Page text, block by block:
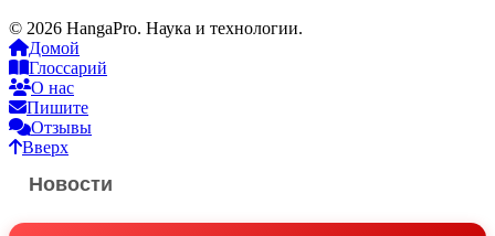
© 2026 HangaPro. Наука и технологии.
Домой
Глоссарий
О нас
Пишите
Отзывы
Вверх
Новости